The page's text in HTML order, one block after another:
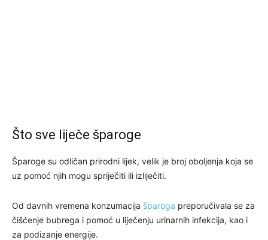
Što sve liječe šparoge
Šparoge su odličan prirodni lijek, velik je broj oboljenja koja se
uz pomoć njih mogu spriječiti ili izliječiti.
Od davnih vremena konzumacija šparoga preporučivala se za
čišćenje bubrega i pomoć u liječenju urinarnih infekcija, kao i
za podizanje energije.